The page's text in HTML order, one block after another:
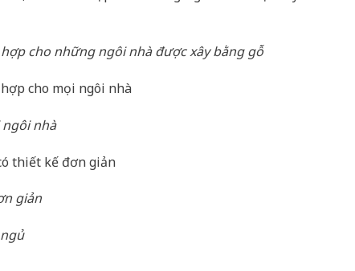
cho những ngôi nhà được xây bằng gỗ
nhà
giản